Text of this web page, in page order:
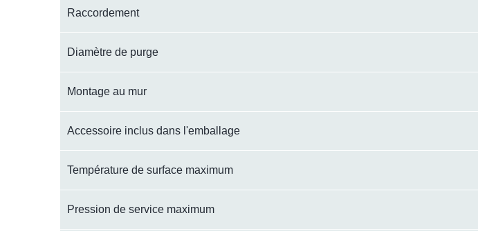
Raccordement
Diamètre de purge
Montage au mur
Accessoire inclus dans l'emballage
Température de surface maximum
Pression de service maximum